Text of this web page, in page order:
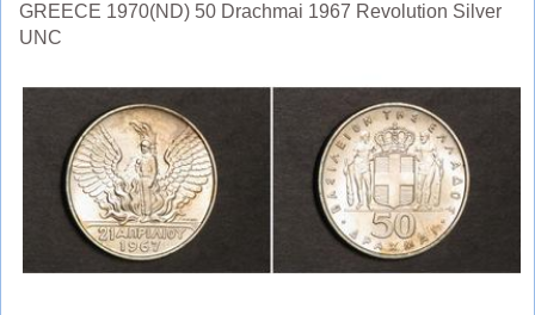
GREECE 1970(ND) 50 Drachmai 1967 Revolution Silver
UNC